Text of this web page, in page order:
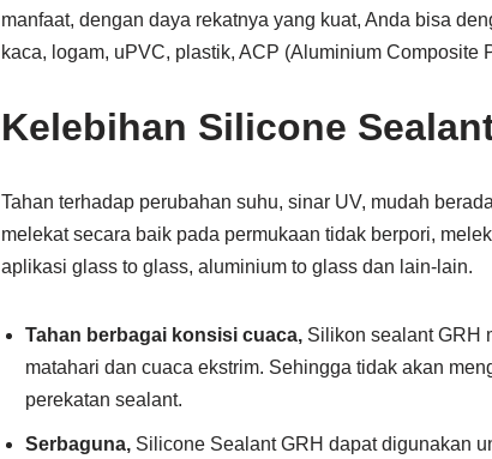
manfaat, dengan daya rekatnya yang kuat, Anda bisa
kaca, logam, uPVC, plastik, ACP (Aluminium Composite
Kelebihan Silicone
Tahan terhadap perubahan suhu, sinar UV, mudah
melekat secara baik pada permukaan tidak berpori,
aplikasi glass to glass, aluminium to glass dan lain-lain.
Tahan berbagai konsisi cuaca, Silikon sealant GRH
matahari dan cuaca ekstrim. Sehingga tidak akan
perekatan sealant.
Serbaguna, Silicone Sealant GRH dapat digunakan